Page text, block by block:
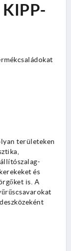
területeken
és
is. A